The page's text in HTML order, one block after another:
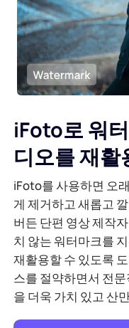
iFoto로 워
디오를 재활
iFoto를 사용하면 오
게 제거하고 새롭고
버든 단편 영상 제작
치 않는 워터마크를
재활용할 수 있도록
스를 절약하면서 전
을 더욱 가치 있고 산